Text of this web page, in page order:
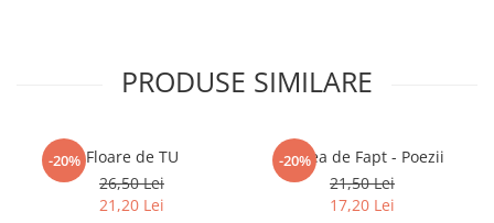
PRODUSE SIMILARE
-20% Floare de TU
26,50 Lei
21,20 Lei
-20%
Starea de Fapt - Poezii
21,50 Lei
17,20 Lei